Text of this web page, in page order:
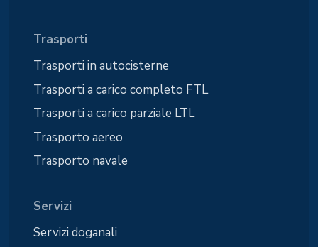
Trasporti
Trasporti in autocisterne
Trasporti a carico completo FTL
Trasporti a carico parziale LTL
Trasporto aereo
Trasporto navale
Servizi
Servizi doganali